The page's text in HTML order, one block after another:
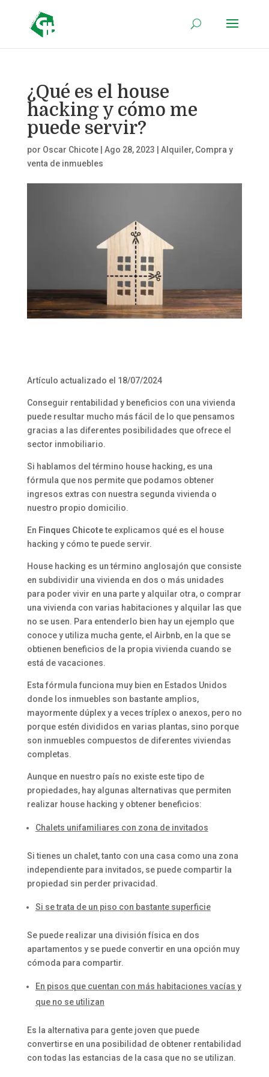
¿Qué es el house
hacking y cómo me
puede servir?
por Oscar Chicote| Ago 28, 2023 Alquiler, Compra y
venta de inmuebles
Artículo actualizado el 18/07/2024
Conseguir rentabilidad y beneficios con una vivienda
puede resultar mucho más fácil de lo que pensamos
gracias a las diferentes posibilidades que ofrece el
sector inmobiliario.
Si hablamos del término house hacking, es una
fórmula que nos permite que podamos obtener
ingresos extras con nuestra segunda vivienda o
nuestro propio domicilio.
En Finques Chicotete explicamos qué es el house
hacking y cómo te puede servir.
House hacking es un término anglosajón que consiste
en subdividir una vivienda en dos o más unidades
para poder vivir en una parte y alquilar otra, o comprar
una vivienda con varias habitaciones y alquilar las que
no se usen. Para entenderlo bien hay un ejemplo que
conoce y utiliza mucha gente, el Airbnb, en la que se
obtienen beneficios de la propia vivienda cuando se
está de vacaciones.
Esta fórmula funciona muy bien en Estados Unidos
donde los inmuebles son bastante amplios,
mayormente dúplex y a veces tríplex o anexos, pero no
porque estén divididos en varias plantas, sino porque
son inmuebles compuestos de diferentes viviendas
completas.
Aunque en nuestro país no existe este tipo de
propiedades, hay algunas alternativas que permiten
realizar house hacking y obtener beneficios:
Chalets unifamiliares con zona de invitados
Si tienes un chalet, tanto con una casa como una zona
independiente para invitados, se puede compartir la
propiedad sin perder privacidad.
Si se trata de un piso con bastante superficie
Se puede realizar una división física en dos
apartamentos y se puede convertir en una opción muy
cómoda para compartir.
En pisos que cuentan con más habitaciones vacías y
que no se utilizan
Es la alternativa para gente joven que puede
convertirse en una posibilidad de obtener rentabilidad
con todas las estancias de la casa que no se utilizan.